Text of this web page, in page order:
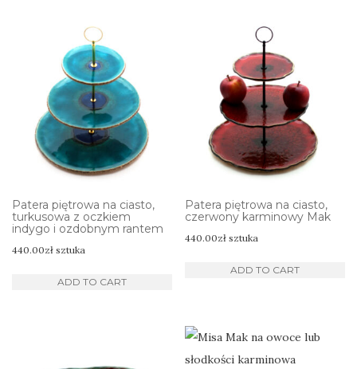
Patera piętrowa na ciasto,
turkusowa z oczkiem
indygo i ozdobnym rantem
440.00zł sztuka
ADD TO CART
Patera piętrowa na ciasto,
czerwony karminowy Mak
440.00zł sztuka
ADD TO CART